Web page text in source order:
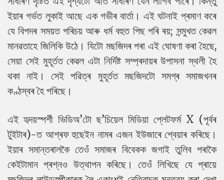
ইয়াৰ গৰ্ভত লুকাই আছে এক গভীৰ বাৰ্তা। এই ঘটনাই প্ৰমাণ কৰে
যে বিপদৰ সময়ত পৰিচয় আৰু ধৰ্ম বহুত পিছ পৰি ৰয়; সন্মুখত কেৱল
মানৱতাহে জিলিকি উঠে। যিটো মছজিদৰ পৰা এই ঘোষণা কৰা হৈছে,
সেয়া সেই মুহূৰ্তত কেৱল এটা নিৰ্দিষ্ট সম্প্ৰদায়ৰ উপাসনা স্থলী হৈ
থকা নাই। সেই পৱিত্ৰ মুহূৰ্তত মছজিদটো সমগ্ৰ সমাজখনৰ
কণ্ঠস্বৰ হৈ পৰিছে।
এই হৃদয়স্পৰ্শী ভিডিঅ’টো ছ’চিয়েল মিডিয়া প্লেটফৰ্ম X (পূৰ্বৰ
টুইটাৰ)-ত আশ্ৰফ হুছেইন নামৰ এজন ইউজাৰে শ্বেয়াৰ কৰিছে।
ইয়াৰ সমান্তৰালকৈ তেওঁ সমাজৰ বিবেকক জগাই তুলিব পৰাকৈ
কেইটামান প্ৰশ্নও উত্থাপন কৰিছে। তেওঁ লিখিছে যে প্ৰায়ে